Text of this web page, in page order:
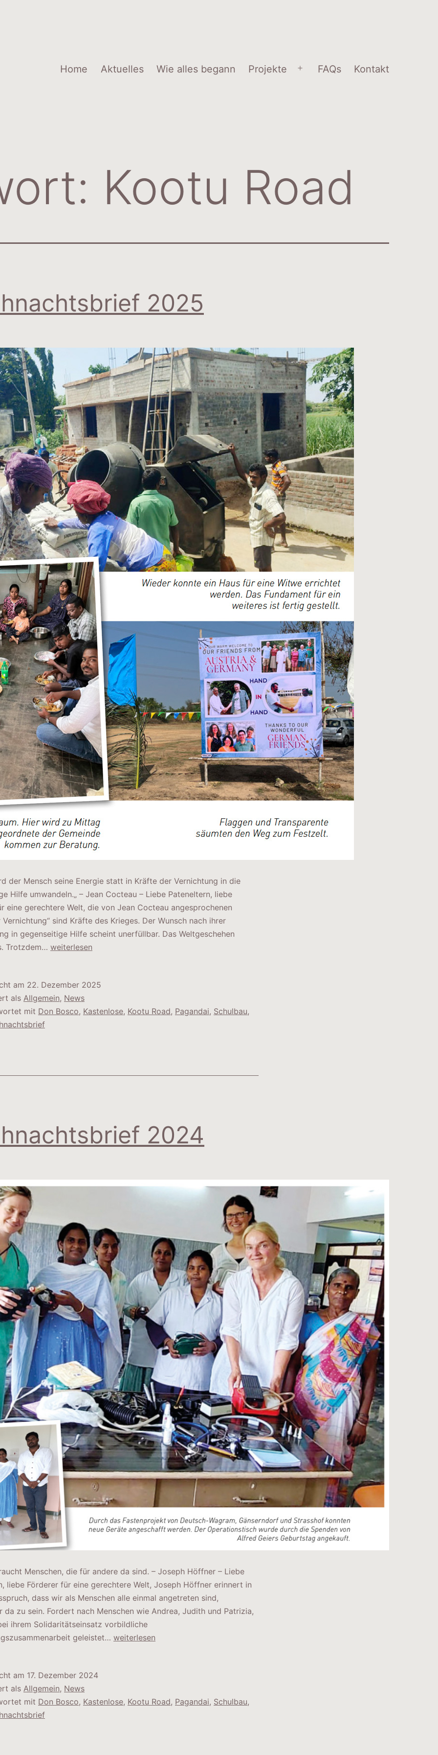
Home Aktuelles Wie alles begann Projekte
MenüFAQs Kontakt
Kootu Road
2025
der Mensch seine Energie statt in Kräfte der Vernichtung in die
Hilfe umwandeln.„ – Jean Cocteau – Liebe Pateneltern, liebe
eine gerechtere Welt, die von Jean Cocteau angesprochenen
Vernichtung“ sind Kräfte des Krieges. Der Wunsch nach ihrer
in gegenseitige Hilfe scheint unerfüllbar. Das Weltgeschehen
Trotzdem… Weihnachtsbrief
weiterlesen
am 22. Dezember 2025
als Allgemein, News
mit Don Bosco, Kastenlose, Kootu Road, Pagandai, Schulbau,
2024
Menschen, die für andere da sind. – Joseph Höffner – Liebe
liebe Förderer für eine gerechtere Welt, Joseph Höffner erinnert in
dass wir als Menschen alle einmal angetreten sind,
da zu sein. Fordert nach Menschen wie Andrea, Judith und Patrizia,
ihrem Solidaritätseinsatz vorbildliche
geleistet… Weihnachtsbrief
weiterlesen
am 17. Dezember 2024
als Allgemein, News
mit Don Bosco, Kastenlose, Kootu Road, Pagandai, Schulbau,